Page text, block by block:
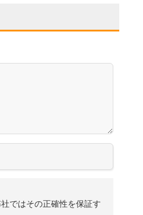
ではその正確性を保証す